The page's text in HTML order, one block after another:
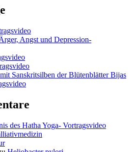
Angst und Depression-
Sanskritsilben der Blütenblätter Bijas
des Hatha Yoga- Vortragsvideo